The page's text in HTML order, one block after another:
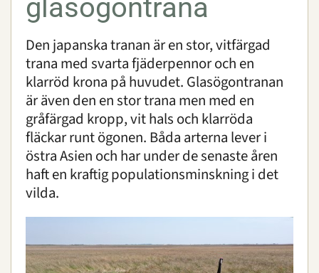
Lemurlövgroda
Przewalskis vildhäst
Röd panda
Sisel
Sköldpaddor
SköldpaddsArken
McCords ormhalssköldpadda
Storhuvudsköldpadda
Vietnamesisk dammsköldpadda
Gulhuvad landsköldpadda
Snöleopard
glasögontrana
Den japanska tranan är en stor, vitfärgad
trana med svarta fjäderpennor och en
klarröd krona på huvudet. Glasögontranan
är även den en stor trana men med en
gråfärgad kropp, vit hals och klarröda
fläckar runt ögonen. Båda arterna lever i
östra Asien och har under de senaste åren
haft en kraftig populationsminskning i det
vilda.